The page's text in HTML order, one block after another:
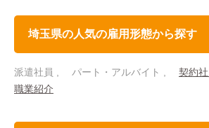
埼玉県の人気の雇用形態から探す
派遣社員 パート・アルバイト 契約
職業紹介